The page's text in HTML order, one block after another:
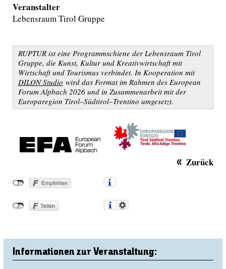
Veranstalter
Lebensraum Tirol Gruppe
RUPTUR ist eine Programmschiene der Lebensraum Tirol
Gruppe, die Kunst, Kultur und Kreativwirtschaft mit
Wirtschaft und Tourismus verbindet. In Kooperation mit
DILON Studio wird das Format im Rahmen des European
Forum Alpbach 2026 und in Zusammenarbeit mit der
Europaregion Tirol–Südtirol–Trentino umgesetzt.
Zurück
Informationen zur Veranstaltung: